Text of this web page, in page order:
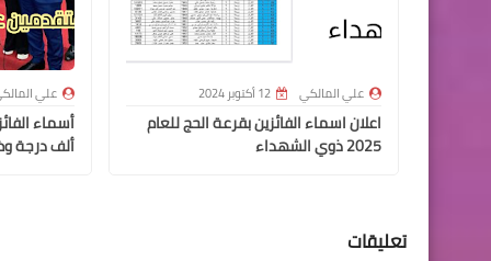
علي المالكي 12 أكتوبر 2024
اعلان اسماء الفائزين بقرعة الحج للعام
2025 ذوي الشهداء
علي
ألف درجة
تعليقات